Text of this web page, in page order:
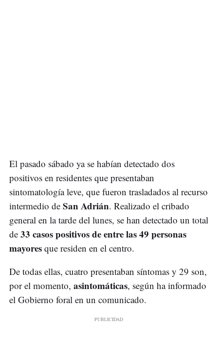
El pasado sábado ya se habían detectado dos
positivos en residentes que presentaban
sintomatología leve, que fueron trasladados al recurso
intermedio de San Adrián. Realizado el cribado
general en la tarde del lunes, se han detectado un total
de 33 casos positivos de entre las 49 personas
mayores que residen en el centro.
De todas ellas, cuatro presentaban síntomas y 29 son,
por el momento, asintomáticas, según ha informado
el Gobierno foral en un comunicado.